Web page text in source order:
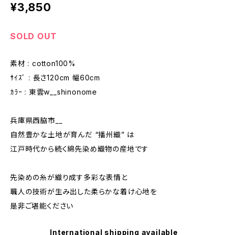
¥3,850
SOLD OUT
素材 : cotton100%
ｻｲｽﾞ : 長さ120cm 幅60cm
ｶﾗｰ : 東雲w__shinonome
兵庫県西脇市__
自然豊かな土地が育んだ “播州織” は
江戸時代から続く綿先染め織物の産地です
先染めの糸が織り成す多彩な表情と
職人の技術が生み出した柔らかな着け心地を
是非ご堪能ください
International shipping available